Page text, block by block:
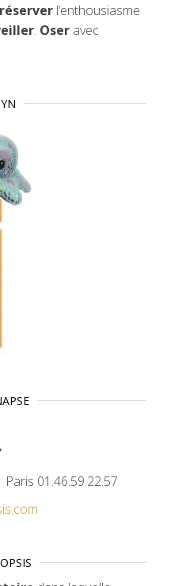
l’enthousiasme
. Oser avec
01.46.59.22.57